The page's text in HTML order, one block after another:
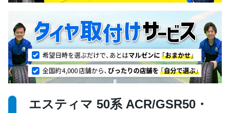
エスティマ 50系 ACR/GSR50・